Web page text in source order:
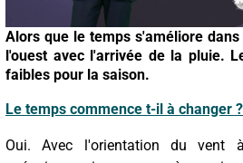
Alors que le temps s'améliore
l'ouest avec l'arrivée de la pluie.
faibles pour la saison.
Le temps commence t-il à changer ?
Oui. Avec l'orientation du vent